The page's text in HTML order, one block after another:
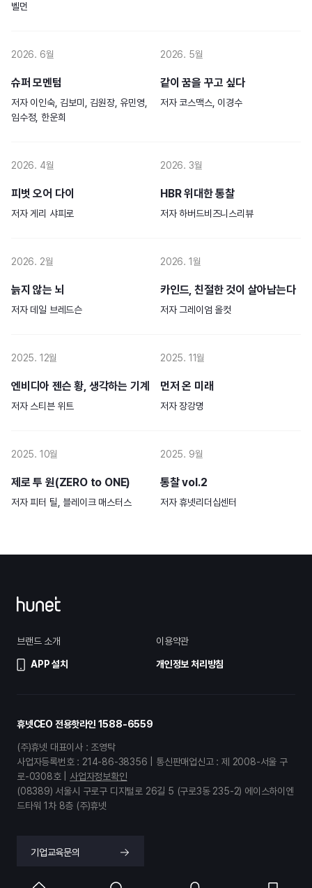
벨먼
2026. 6월
슈퍼 모멘텀
저자 이인숙, 김보미, 김원장, 유민영,
임수정, 한운희
2026. 5월
같이 꿈을 꾸고 싶다
저자 코스맥스, 이경수
2026. 4월
피벗 오어 다이
저자게리 샤피로
2026. 3월
HBR 위대한 통찰
저자하버드비즈니스리뷰
2026. 2월
늙지 않는 뇌
저자 데일 브레드슨
2026. 1월
카인드, 친절한 것이 살아남는다
저자 그레이엄 올컷
2025. 12월
엔비디아 젠슨 황, 생각하는 기계
저자 스티븐 위트
2025. 11월
먼저 온 미래
저자장강명
2025. 10월
제로 투 원(ZERO to ONE)
저자피터 틸, 블레이크 매스터스
2025. 9월
통찰 vol.2
저자휴넷리더십센터
브랜드 소개
APP 설치
이용약관
개인정보 처리방침
휴넷CEO 전용핫라인 1588-6559
(주)휴넷 대표이사 : 조영탁
사업자등록번호 : 214-86-38356 | 통신판매업신고 : 제 2008-서울 구
로-0308호 |
사업자정보확인
(08389) 서울시 구로구 디지털로 26길 5 (구로3동 235-2) 에이스하이엔
드타워 1차 8층 (주)휴넷
기업교육문의